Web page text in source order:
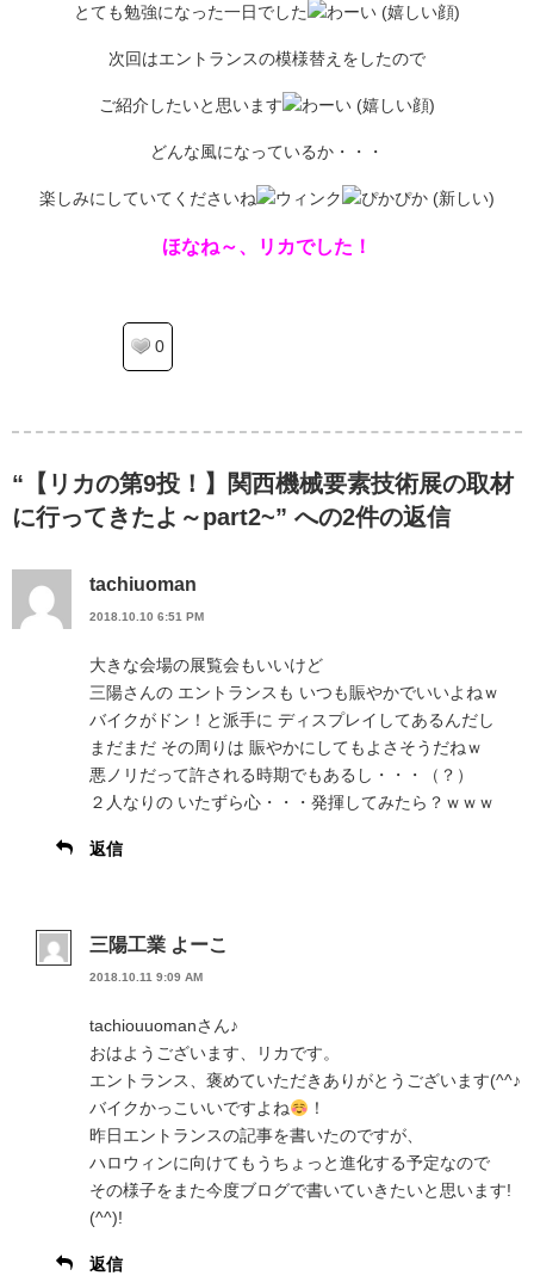
とても勉強になった一日でした
次回はエントランスの模様替えをしたので
ご紹介したいと思います
どんな風になっているか・・・
楽しみにしていてくださいね
ほなね～、リカでした！
0
“【リカの第9投！】関西機械要素技術展の取材
に行ってきたよ～part2~” への2件の返信
tachiuoman
2018.10.10 6:51 PM
大きな会場の展覧会もいいけど
三陽さんの エントランスも いつも賑やかでいいよねｗ
バイクがドン！と派手に ディスプレイしてあるんだし
まだまだ その周りは 賑やかにしてもよさそうだねｗ
悪ノリだって許される時期でもあるし・・・（？）
２人なりの いたずら心・・・発揮してみたら？ｗｗｗ
返信
三陽工業 よーこ
2018.10.11 9:09 AM
tachiouuomanさん♪
おはようございます、リカです。
エントランス、褒めていただきありがとうございます(^^♪
バイクかっこいいですよね
！
昨日エントランスの記事を書いたのですが、
ハロウィンに向けてもうちょっと進化する予定なので
その様子をまた今度ブログで書いていきたいと思います!
(^^)!
返信